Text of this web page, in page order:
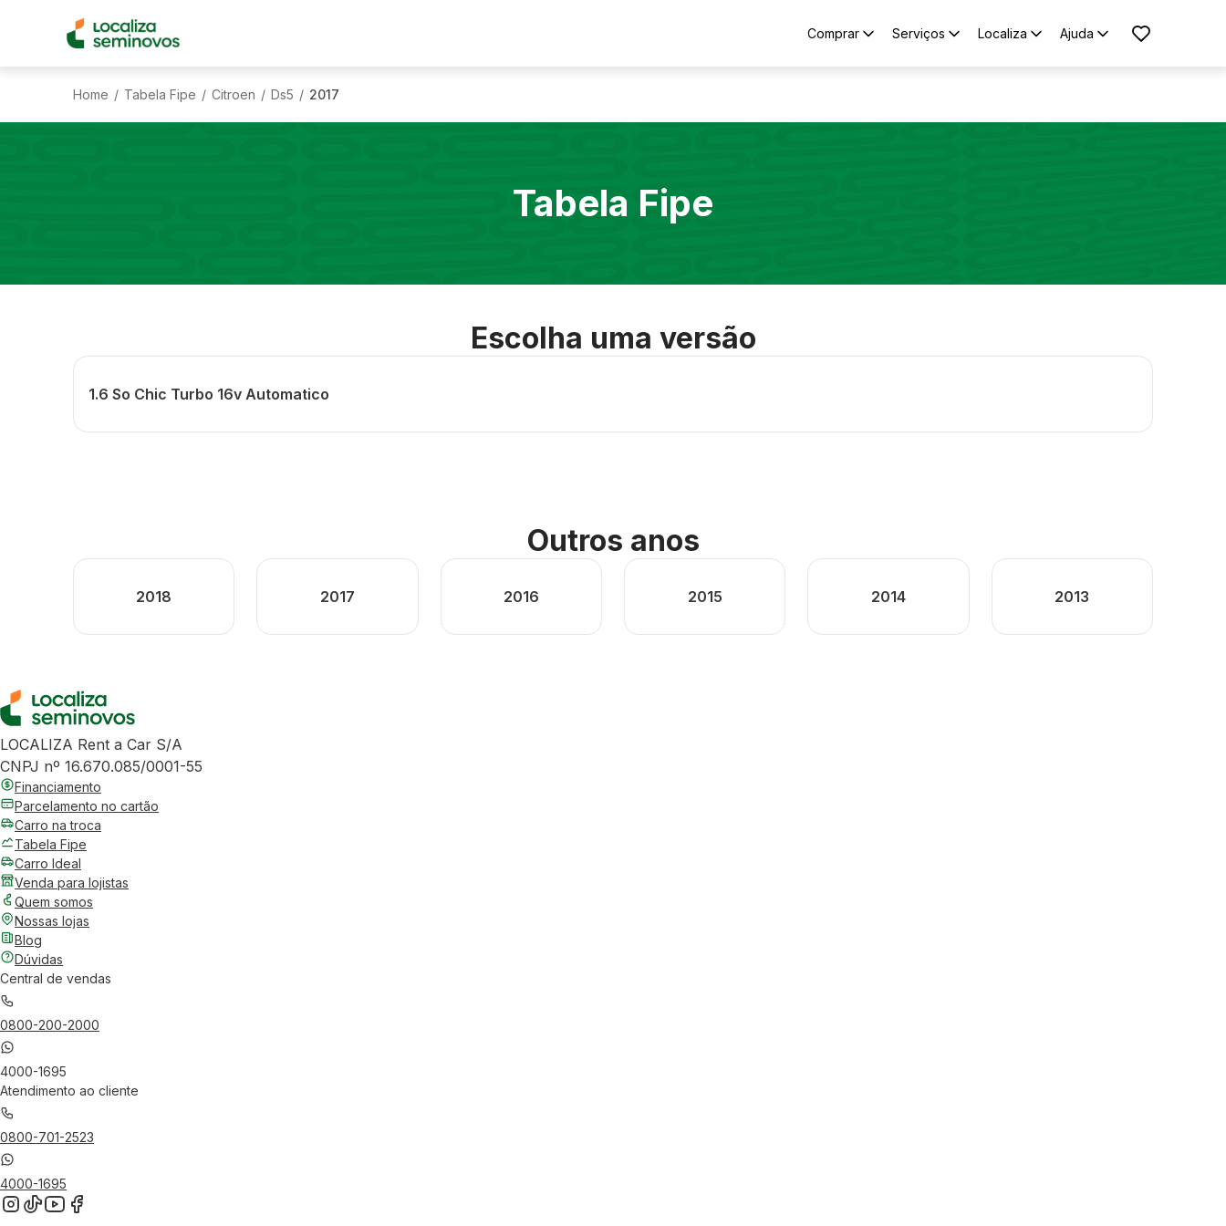
Comprar Serviços Localiza Ajuda
Home / Tabela Fipe / Citroen / Ds5 / 2017
Tabela Fipe
Escolha uma versão
1.6 So Chic Turbo 16v Automatico
Outros anos
2018 2017 2016 2015 2014 2013
LOCALIZA Rent a Car S/A
CNPJ nº 16.670.085/0001-55
Financiamento
Parcelamento no cartão
Carro na troca
Tabela Fipe
Carro Ideal
Venda para lojistas
Quem somos
Nossas lojas
Blog
Dúvidas
Central de vendas
0800-200-2000
4000-1695
Atendimento ao cliente
0800-701-2523
4000-1695